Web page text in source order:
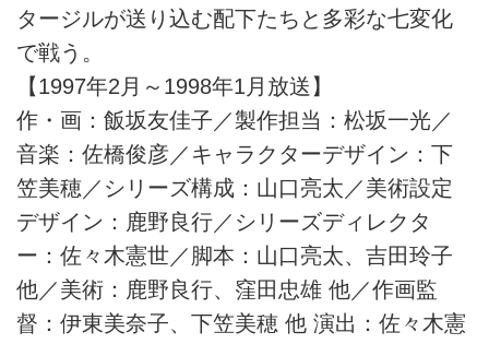
タージルが送り込む配下たちと多彩な七変化
で戦う。
【1997年2月～1998年1月放送】
作・画：飯坂友佳子／製作担当：松坂一光／
音楽：佐橋俊彦／キャラクターデザイン：下
笠美穂／シリーズ構成：山口亮太／美術設定
デザイン：鹿野良行／シリーズディレクタ
ー：佐々木憲世／脚本：山口亮太、吉田玲子
他／美術：鹿野良行、窪田忠雄 他／作画監
督：伊東美奈子、下笠美穂 他 演出：佐々木憲